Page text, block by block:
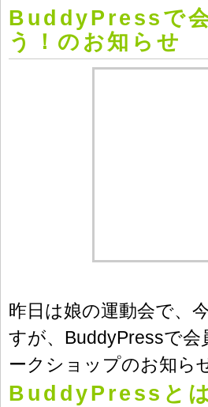
BuddyPressで
う！のお知らせ
昨日は娘の運動会で、
すが、BuddyPressで
ークショップのお知ら
BuddyPressとは